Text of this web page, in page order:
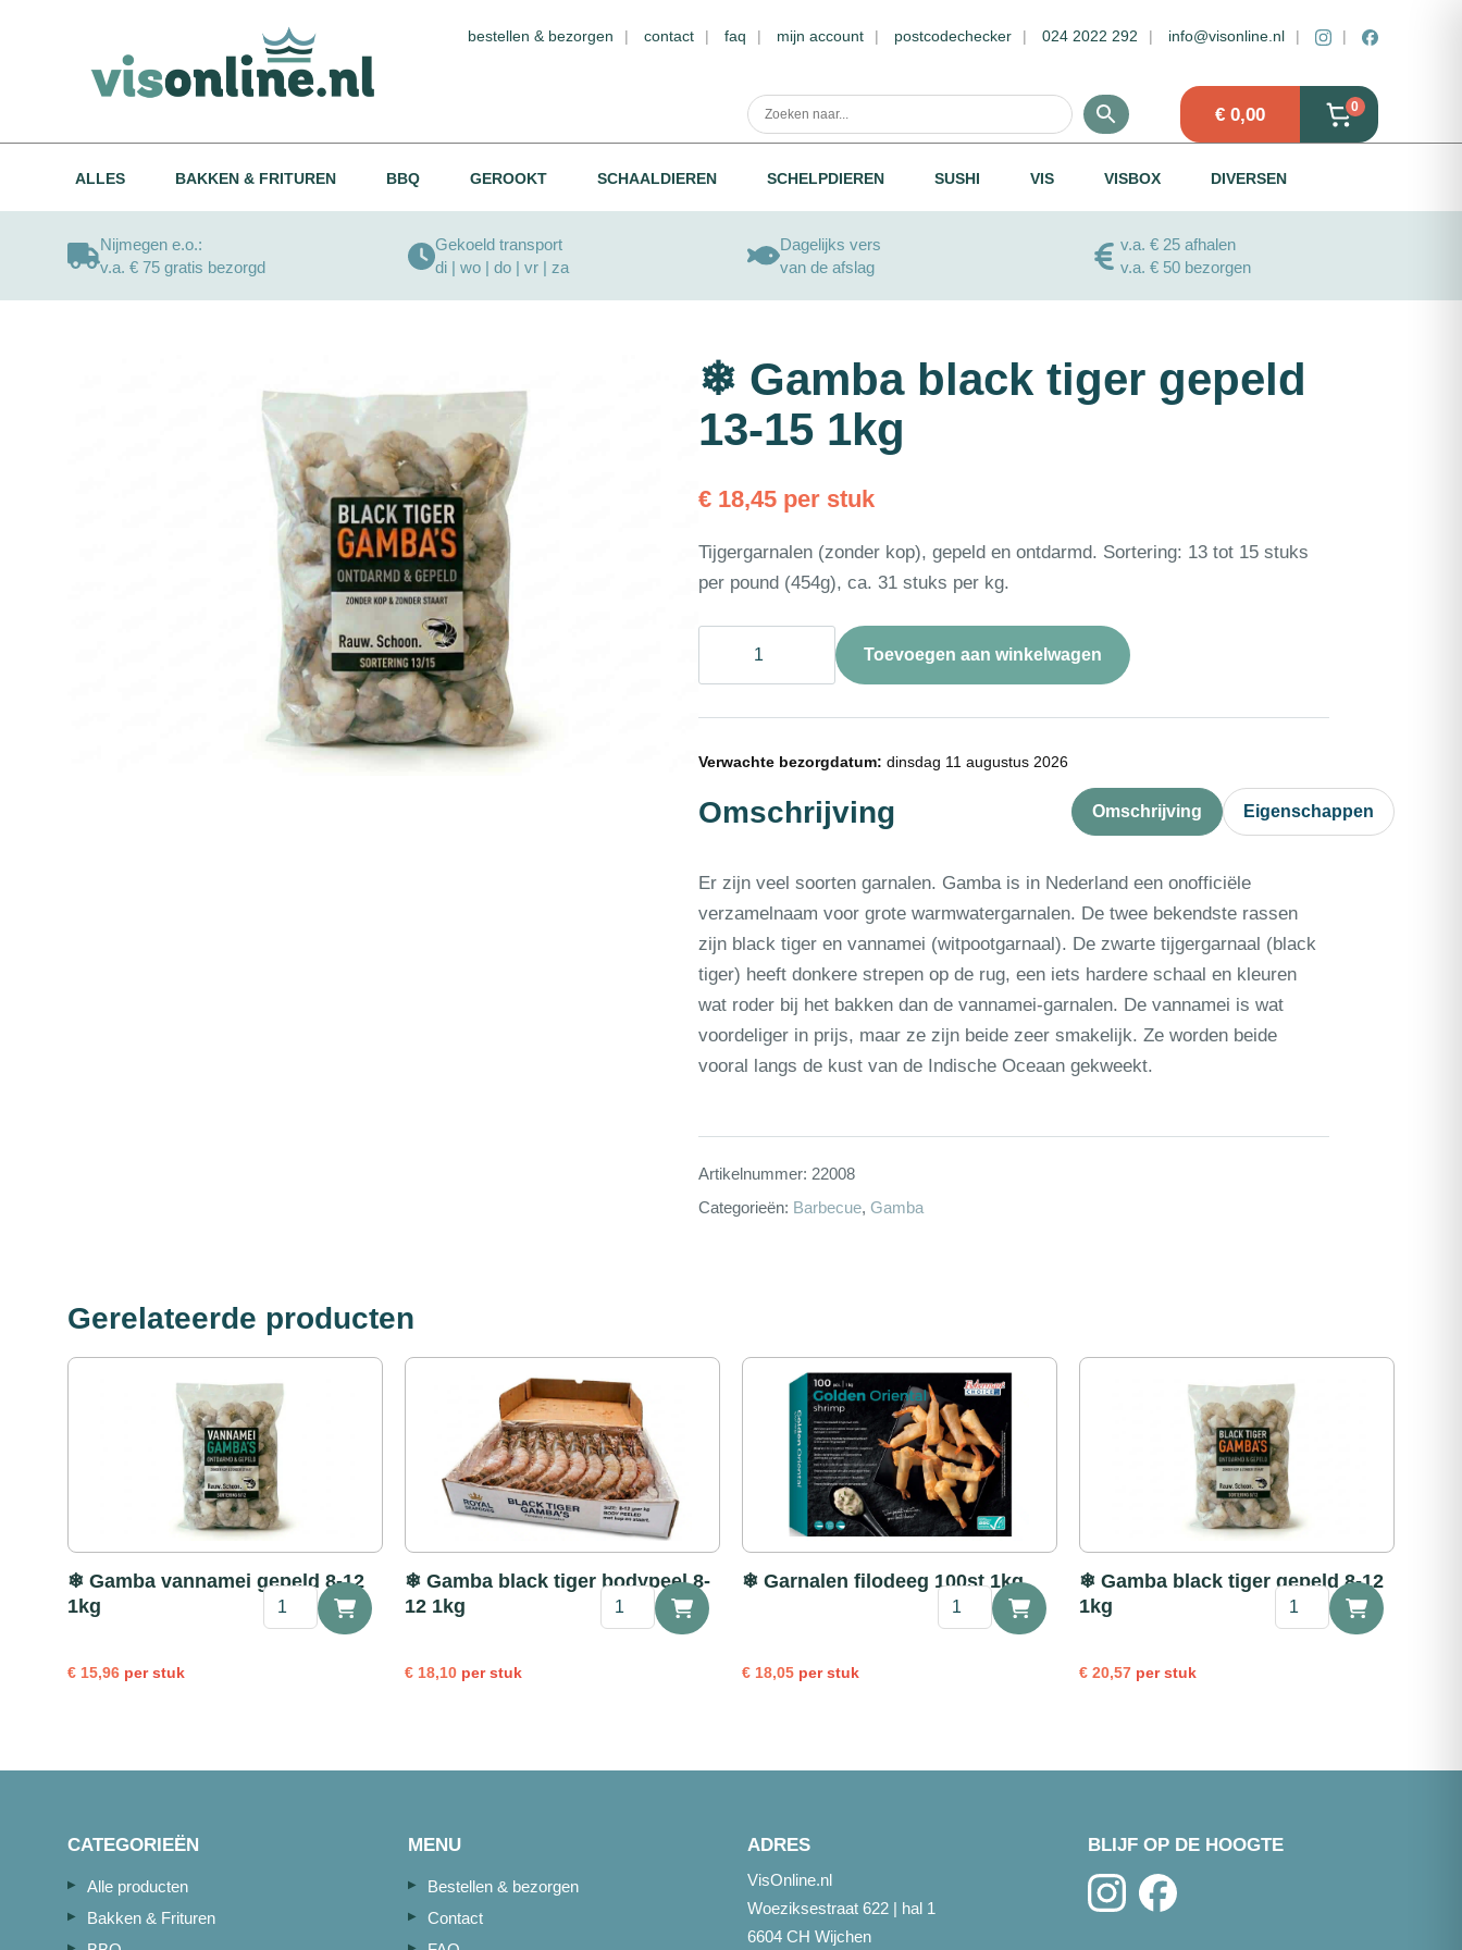
bestellen & bezorgen contact faq mijn account postcodechecker 024 2022 292 info@visonline.nl
€0,00 0
ALLES BAKKEN & FRITUREN BBQ GEROOKT SCHAALDIEREN SCHELPDIEREN SUSHI VIS VISBOX DIVERSEN
Nijmegen e.o.:
v.a. € 75 gratis bezorgd
Gekoeld transport
di | wo | do | vr | za
Dagelijks vers
van de afslag
v.a. € 25 afhalen
v.a. € 50 bezorgen
❄ Gamba black tiger gepeld
13-15 1kg
€ 18,45 per stuk
Tijgergarnalen (zonder kop), gepeld en ontdarmd. Sortering: 13 tot 15 stuks
per pound (454g), ca. 31 stuks per kg.
black
gepeld
15
aantal
Toevoegen aan winkelwagen
Verwachte bezorgdatum: dinsdag 11 augustus 2026
Omschrijving Eigenschappen
Omschrijving
Er zijn veel soorten garnalen. Gamba is in Nederland een onofficiële
verzamelnaam voor grote warmwatergarnalen. De twee bekendste rassen
zijn black tiger en vannamei (witpootgarnaal). De zwarte tijgergarnaal (black
tiger) heeft donkere strepen op de rug, een iets hardere schaal en kleuren
wat roder bij het bakken dan de vannamei-garnalen. De vannamei is wat
voordeliger in prijs, maar ze zijn beide zeer smakelijk. Ze worden beide
vooral langs de kust van de Indische Oceaan gekweekt.
Artikelnummer: 22008
Categorieën: Barbecue, Gamba
Gerelateerde producten
❄ Gamba vannamei gepeld 8-12
1kg
€ 15,96 per stuk
❄
Gamba
❄ Gamba black tiger bodypeel 8-
12 1kg
€ 18,10 per stuk
Gamba
aantal
❄ Garnalen filodeeg 100st 1kg
€ 18,05 per stuk
Garnalen
❄ Gamba black tiger gepeld 8-12
1kg
€ 20,57 per stuk
Gamba
aantal
CATEGORIEËN
Alle producten
Bakken & Frituren
MENU
Bestellen & bezorgen
Contact
ADRES
VisOnline.nl
Woeziksestraat 622 | hal 1
6604 CH Wijchen
BLIJF OP DE HOOGTE